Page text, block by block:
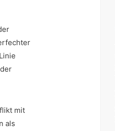
mit
als